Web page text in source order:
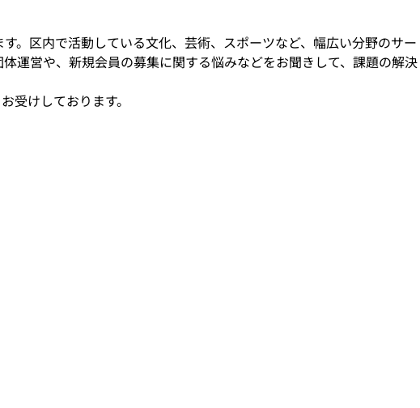
。区内で活動している文化、芸術、スポーツなど、幅広い分野のサー
運営や、新規会員の募集に関する悩みなどをお聞きして、課題の解決
受けしております。